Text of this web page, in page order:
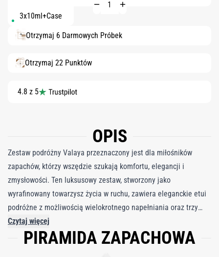
3x10ml+Case
Otrzymaj 6 Darmowych Próbek
Otrzymaj 22 Punktów
4.8 z 5
OPIS
Zestaw podróżny Valaya przeznaczony jest dla miłośników
zapachów, którzy wszędzie szukają komfortu, elegancji i
zmysłowości. Ten luksusowy zestaw, stworzony jako
wyrafinowany towarzysz życia w ruchu, zawiera eleganckie etui
podróżne z możliwością wielokrotnego napełniania oraz trzy
wkłady o pojemności 10 ml. Valaya przywołuje intymne uczucie
bawełny muskającej skórę – czystą, ale otulającą, nowoczesną,
Czytaj więcej
PIRAMIDA ZAPACHOWA